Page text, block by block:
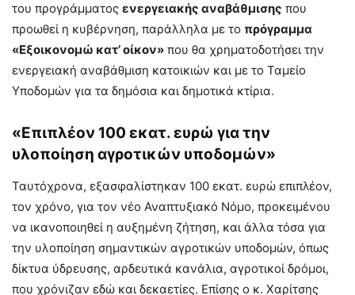
του προγράμματος ενεργειακής αναβάθμισης που
προωθεί η κυβέρνηση, παράλληλα με το πρόγραμμα
«Εξοικονομώ κατ’ οίκον» που θα χρηματοδοτήσει την
ενεργειακή αναβάθμιση κατοικιών και με το Ταμείο
Υποδομών για τα δημόσια και δημοτικά κτίρια.
«Επιπλέον 100 εκατ. ευρώ για την
υλοποίηση αγροτικών υποδομών»
Ταυτόχρονα, εξασφαλίστηκαν 100 εκατ. ευρώ επιπλέον,
τον χρόνο, για τον νέο Αναπτυξιακό Νόμο, προκειμένου
να ικανοποιηθεί η αυξημένη ζήτηση, και άλλα τόσα για
την υλοποίηση σημαντικών αγροτικών υποδομών, όπως
δίκτυα ύδρευσης, αρδευτικά κανάλια, αγροτικοί δρόμοι,
που χρόνιζαν εδώ και δεκαετίες. Επίσης ο κ. Χαρίτσης